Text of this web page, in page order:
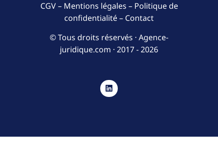
CGV– Mentions légales – Politique de
confidentialité– Contact
© Tous droits réservés · Agence-
juridique.com · 2017 - 2026